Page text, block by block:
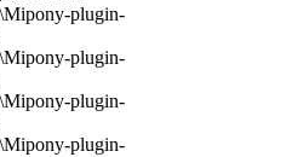
plugin-
plugin-
plugin-
plugin-